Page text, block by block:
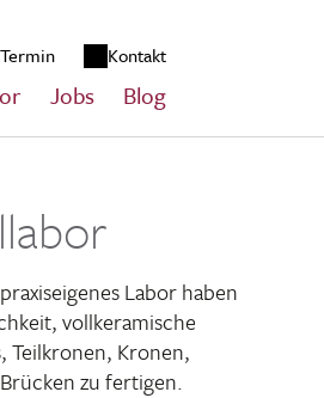
Termin Kontakt
Jobs Blog
Labor haben
voll­ke­ra­mische
Teil­kronen, Kronen,
zu fertigen.